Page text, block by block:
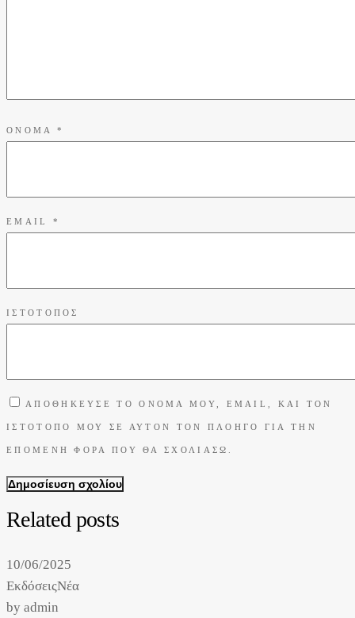
ΌΝΟΜΑ *
EMAIL *
ΙΣΤΌΤΟΠΟΣ
ΑΠΟΘΉΚΕΥΣΕ ΤΟ ΌΝΟΜΆ ΜΟΥ, EMAIL, ΚΑΙ ΤΟΝ
ΙΣΤΌΤΟΠΟ ΜΟΥ ΣΕ ΑΥΤΌΝ ΤΟΝ ΠΛΟΗΓΌ ΓΙΑ ΤΗΝ
ΕΠΌΜΕΝΗ ΦΟΡΆ ΠΟΥ ΘΑ ΣΧΟΛΙΆΣΩ.
Δημοσίευση σχολίου
Related posts
10/06/2025
ΕκδόσειςΝέα
by admin